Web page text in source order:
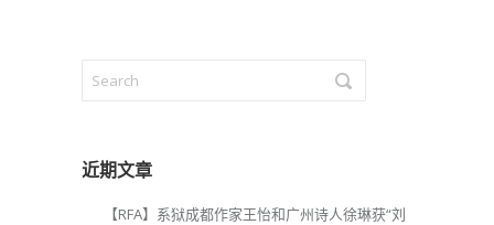
近期文章
【RFA】系狱成都作家王怡和广州诗人徐琳获“刘